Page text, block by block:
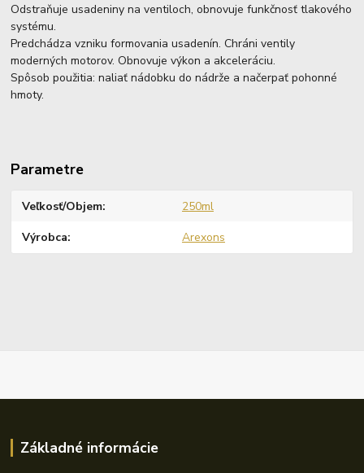
Odstraňuje usadeniny na ventiloch, obnovuje funkčnosť tlakového
systému.
Predchádza vzniku formovania usadenín. Chráni ventily
moderných motorov. Obnovuje výkon a akceleráciu.
Spôsob použitia: naliať nádobku do nádrže a načerpať pohonné
hmoty.
Parametre
Veľkosť/Objem 250ml
Výrobca Arexons
Základné informácie